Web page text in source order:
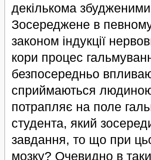
декількома
Зосереджене в
законом індукції
кори процес
безпосередньо
сприймаються
потрапляє на поле
студента, який
завдання, то що при
мозку? Очевидно в